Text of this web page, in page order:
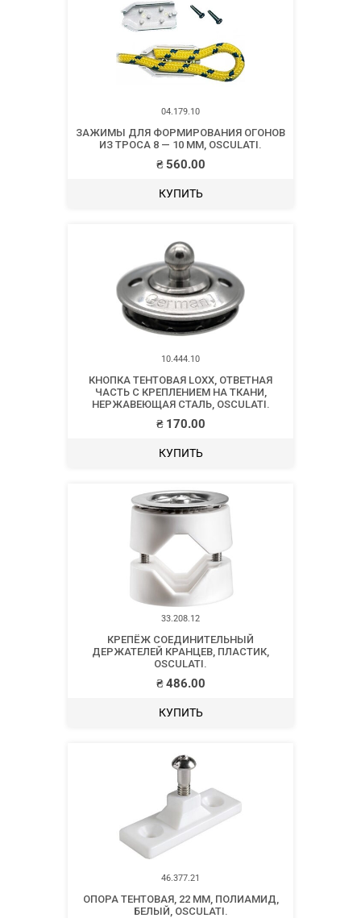
04.179.10
ЗАЖИМЫ ДЛЯ ФОРМИРОВАНИЯ ОГОНОВ
ИЗ ТРОСА 8 — 10 ММ, OSCULATI.
₴560.00
КУПИТЬ
10.444.10
КНОПКА ТЕНТОВАЯ LOXX, ОТВЕТНАЯ
ЧАСТЬ С КРЕПЛЕНИЕМ НА ТКАНИ,
НЕРЖАВЕЮЩАЯ СТАЛЬ, OSCULATI.
₴170.00
КУПИТЬ
33.208.12
КРЕПЁЖ СОЕДИНИТЕЛЬНЫЙ
ДЕРЖАТЕЛЕЙ КРАНЦЕВ, ПЛАСТИК,
OSCULATI.
₴486.00
КУПИТЬ
46.377.21
ОПОРА ТЕНТОВАЯ, 22 ММ, ПОЛИАМИД,
БЕЛЫЙ, OSCULATI.